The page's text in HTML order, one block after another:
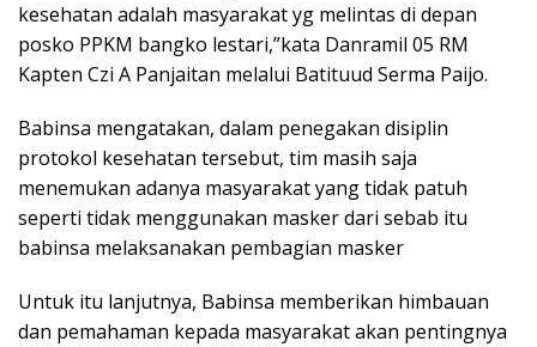
kesehatan adalah masyarakat yg melintas di depan
posko PPKM bangko lestari,”kata Danramil 05 RM
Kapten Czi A Panjaitan melalui Batituud Serma Paijo.
Babinsa mengatakan, dalam penegakan disiplin
protokol kesehatan tersebut, tim masih saja
menemukan adanya masyarakat yang tidak patuh
seperti tidak menggunakan masker dari sebab itu
babinsa melaksanakan pembagian masker
Untuk itu lanjutnya, Babinsa memberikan himbauan
dan pemahaman kepada masyarakat akan pentingnya